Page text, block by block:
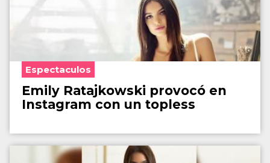
Espectaculos
Emily Ratajkowski provocó en
Instagram con un topless